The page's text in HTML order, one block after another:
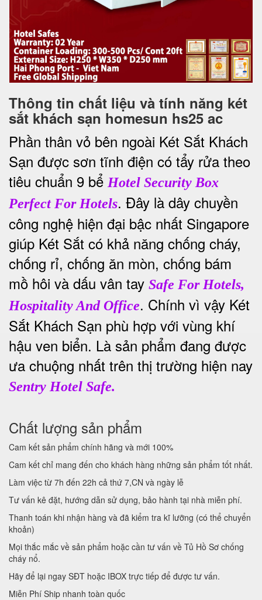
Thông tin chất liệu và tính năng két
sắt khách sạn homesun hs25 ac
Phần thân vỏ bên ngoài Két Sắt Khách
Sạn được sơn tĩnh điện có tẩy rửa theo
tiêu chuẩn 9 bể Hotel Security Box
Perfect For Hotels. Đây là dây chuyền
công nghệ hiện đại bậc nhất Singapore
giúp Két Sắt có khả năng chống cháy,
chống rỉ, chống ăn mòn, chống bám
mồ hôi và dấu vân tay Safe For Hotels,
Hospitality And Office. Chính vì vậy Két
Sắt Khách Sạn phù hợp với vùng khí
hậu ven biển. Là sản phẩm đang được
ưa chuộng nhất trên thị trường hiện nay
Sentry Hotel Safe.
Chất lượng sản phẩm
Cam kết sản phẩm chính hãng và mới 100%
Cam kết chỉ mang đến cho khách hàng những sản phẩm tốt nhất.
Làm việc từ 7h đến 22h cả thứ 7,CN và ngày lễ
Tư vấn kê đặt, hướng dẫn sử dụng, bảo hành tại nhà miễn phí.
Thanh toán khi nhận hàng và đã kiểm tra kĩ lưỡng (có thể chuyển
khoản)
Mọi thắc mắc về sản phẩm hoặc cần tư vấn về Tủ Hồ Sơ chống
cháy nổ.
Hãy để lại ngay SĐT hoặc IBOX trực tiếp để được tư vấn.
Miễn Phí Ship nhanh toàn quốc